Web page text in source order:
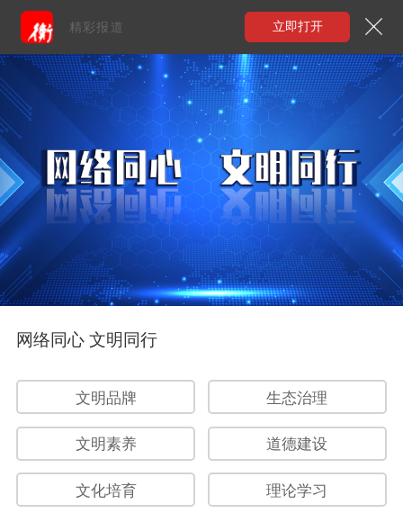
精彩报道 立即打开
网络同心 文明同行
文明品牌 生态治理
文明素养 道德建设
文化培育 理论学习